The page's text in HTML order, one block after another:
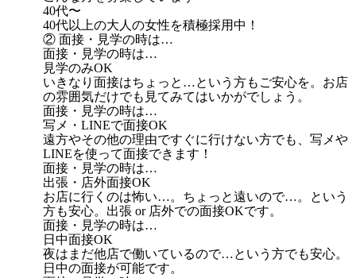
40代〜
40代以上の大人の女性を積極採用中！
② 面接・見学の時は…
面接・見学の時は…
見学のみOK
いきなり面接はちょっと…という方もご安心を。お店
の雰囲気だけでも見てみてはいかがでしょう。
面接・見学の時は…
写メ・LINEで面接OK
遠方やその他の理由ですぐに行けない方でも、写メや
LINEを使って面接できます！
面接・見学の時は…
出張・店外面接OK
お店に行くのは怖い…。ちょっと遠いので…。という
方も安心。出張 or 店外での面接OKです。
面接・見学の時は…
日中面接OK
夜はまだ他店で働いているので…という方でも安心。
日中の面接が可能です。